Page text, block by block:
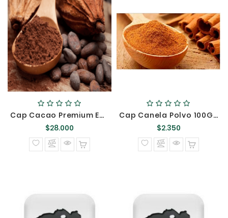
Cap Cacao Premium Ecuador 1Kg {}
$28.000
normal
Cap Canela Polvo 100GR {}
$2.350Precio
normal